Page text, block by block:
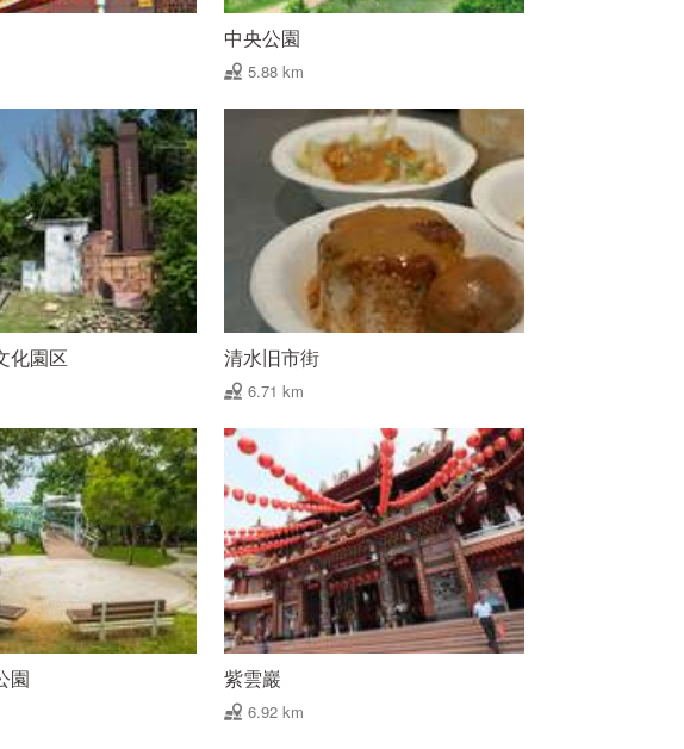
中央公園
5.88 km
化園区 清水旧市街
6.71 km
園 紫雲巖
6.92 km